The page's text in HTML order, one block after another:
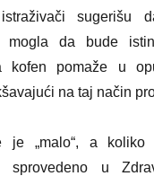
istraživači sugerišu
mogla da bude
kofen pomaže u
na taj način
je „malo“, a koliko
sprovedeno u